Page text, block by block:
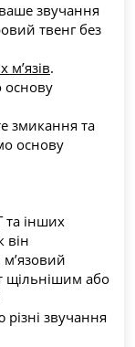
звучання
твенг без
.
основу
змикання та
основу
та інших
він
щільнішим або
звучання